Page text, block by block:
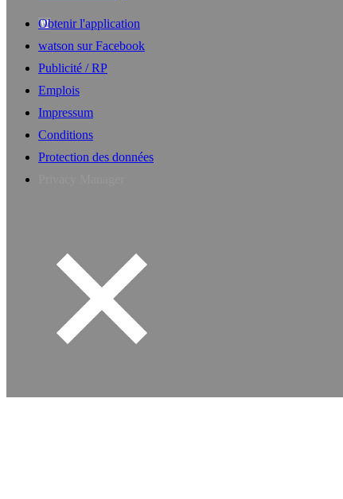
Obtenir l'application
watson sur Facebook
Publicité / RP
Emplois
Impressum
Conditions
Protection des données